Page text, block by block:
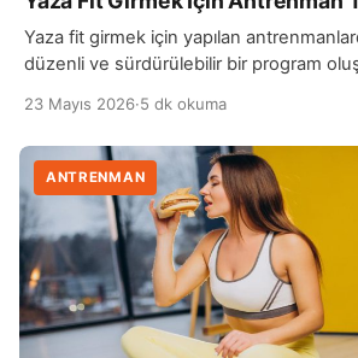
Yaza fit girmek için yapılan
düzenli ve sürdürülebilir bir program
desteklerken kasların daha sıkı hale
olur. Kardiyo ve kuvvet antrenmanlarını
daha hızlı ve dengeli sonuçlar elde
Antrenmanlarda çeşitlilik sağlamak da
Koşu, yürüyüş, […]
23 Mayıs 2026·5 dk okuma
ANTRENMAN